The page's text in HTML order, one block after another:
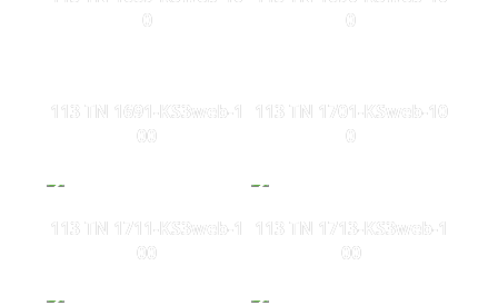
0
0
113 TN 1691-KS3web-1
00
113 TN 1701-KSweb-10
0
113 TN 1711-KS3web-1
00
113 TN 1713-KS3web-1
00